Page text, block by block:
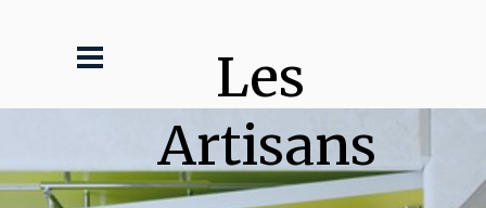
Les
Artisans